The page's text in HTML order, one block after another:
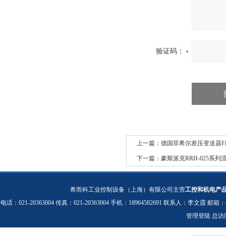
验证码：
上一篇： 德国菲希尔差压变送器
下一篇： 豪斯派克RRH-025系列
希而科工业控制设备（上海）有限公司主营工控和机电产
电话：021-20363004 传真：021-20363004 手机：18964582691 联系人：李文霞 邮箱：
管理登陆 总访